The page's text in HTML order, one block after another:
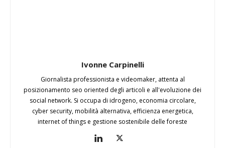
Ivonne Carpinelli
Giornalista professionista e videomaker, attenta al
posizionamento seo oriented degli articoli e all'evoluzione dei
social network. Si occupa di idrogeno, economia circolare,
cyber security, mobilità alternativa, efficienza energetica,
internet of things e gestione sostenibile delle foreste